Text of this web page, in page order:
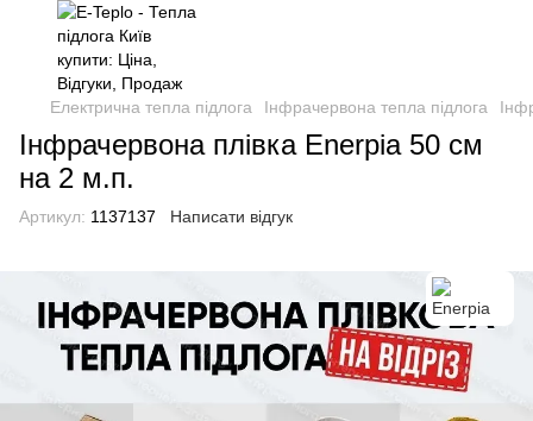
Електрична тепла підлога Інфрачервона тепла підлога
Інфрачервона плівка Enerpia 50 cм
на 2 м.п.
Артикул: 1137137 Написати відгук